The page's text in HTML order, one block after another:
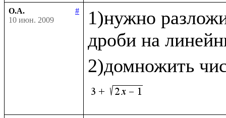
О.А.
#
10 июн. 2009
1)нужно
дроби на
2)домножить